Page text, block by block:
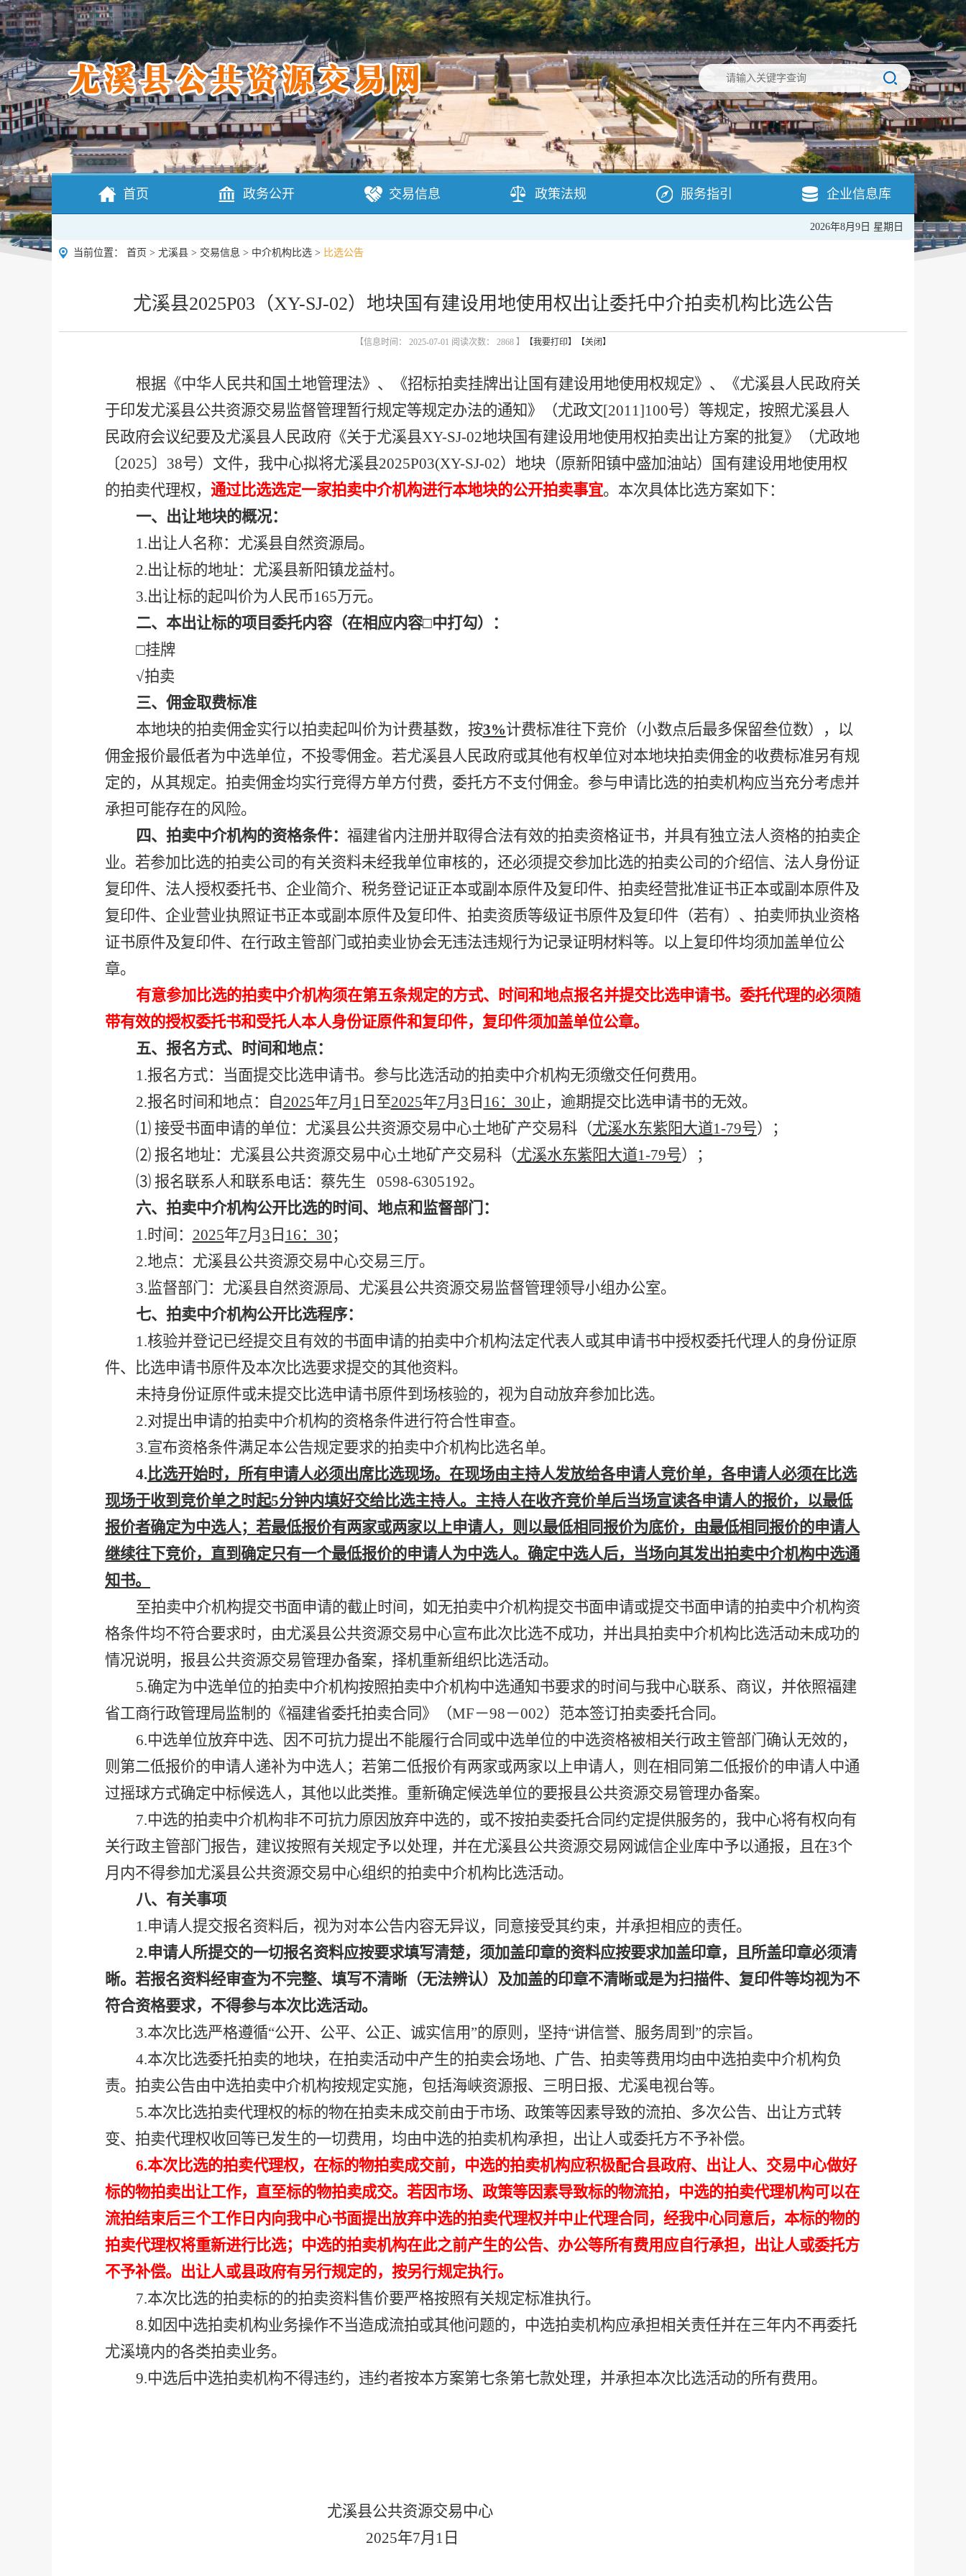
首页 政务公开 交易信息 政策法规 服务指引 企业信息库
2026年8月9日 星期日
当前位置： 首页 > 尤溪县 > 交易信息 > 中介机构比选 > 比选公告
尤溪县2025P03（XY-SJ-02）地块国有建设用地使用权出让委托中介拍卖机构比选公告
【信息时间： 2025-07-01 阅读次数： 2868 】 【我要打印】 【关闭】
根据《中华人民共和国土地管理法》、《招标拍卖挂牌出让国有建设用地使用权规定》、《尤溪县人民政府关
于印发尤溪县公共资源交易监督管理暂行规定等规定办法的通知》（尤政文[2011]100号）等规定，按照尤溪县人
民政府会议纪要及尤溪县人民政府《关于尤溪县XY-SJ-02地块国有建设用地使用权拍卖出让方案的批复》（尤政地
〔2025〕38号）文件，我中心拟将尤溪县2025P03(XY-SJ-02） 地块 （原新阳镇中盛加油站）
国有建设用地使用权
的拍卖代理权， 通过比选选定一家拍卖中介机构进行本地块的公开拍卖事宜。本次具体比选方案如下：
一、 出让地块的概况：
1.出让人名称：尤溪县自然资源局。
2.出让标的地址：尤溪县新阳镇龙益村。
3.出让标的起叫价为人民币165万元。
二、本出让标的项目委托内容（在相应内容□中打勾）：
□挂牌
√拍卖
三、佣金取费标准
本地块的拍卖佣金实行以拍卖起叫价为计费基数，按3%计费标准往下竞价（小数点后最多保留叁位数），以
佣金报价最低者为中选单位，不投零佣金。 若尤溪县人民政府或其他有权单位对本地块拍卖佣金的收费标准另有规
定的，从其规定。拍卖佣金均实行竞得方单方付费，委托方不支付佣金。参与申请比选的拍卖机构应当充分考虑并
承担可能存在的风险。
四、拍卖中介机构的资格条件： 福建省内注册并取得合法有效的拍卖资格证书，并具有独立法人资格的拍卖企
业。若参加比选的拍卖公司的有关资料未经我单位审核的，还必须提交参加比选的拍卖公司的介绍信、法人身份证
复印件、法人授权委托书、企业简介、税务登记证正本或副本原件及复印件、拍卖经营批准证书正本或副本原件及
复印件、企业营业执照证书正本或副本原件及复印件、拍卖资质等级证书原件及复印件（若有）、拍卖师执业资格
证书原件及复印件、在行政主管部门或拍卖业协会无违法违规行为记录证明材料等。以上复印件均须加盖单位公
章。
有意参加比选的拍卖中介机构须在第五条规定的方式、时间和地点报名并提交比选申请书。委托代理的必须随
带有效的授权委托书和受托人本人身份证原件和复印件，复印件须加盖单位公章。
五、报名方式、时间和地点：
1.报名方式：当面提交比选申请书。参与比选活动的拍卖中介机构无须缴交任何费用。
2.报名时间和地点：自2025年7月 1 日至2025年7月 3 日 16： 30 止，逾期提交比选申请书的无效。
⑴ 接受书面申请的单位：尤溪县公共资源交易中心土地矿产交易科（尤溪水东紫阳大道1-79号）；
⑵ 报名地址：尤溪县公共资源交易中心土地矿产交易科（尤溪水东紫阳大道1-79号）；
⑶ 报名联系人和联系电话：蔡先生
0598-6305192。
六、拍卖中介机构公开比选的时间、地点和监督部门：
1.时间： 2025年7月 3 日 16： 30；
2.地点：尤溪县公共资源交易中心交易三厅。
3.监督部门：尤溪县自然资源局、尤溪县公共资源交易监督管理领导小组办公室。
七、拍卖中介机构公开比选程序：
1.核验并登记已经提交且有效的书面申请的拍卖中介机构法定代表人或其申请书中授权委托代理人的身份证原
件、比选申请书原件及本次比选要求提交的其他资料。
未持身份证原件或未提交比选申请书原件到场核验的，视为自动放弃参加比选。
2.对提出申请的拍卖中介机构的资格条件进行符合性审查。
3.宣布资格条件满足本公告规定要求的拍卖中介机构比选名单。
4.比选开始时，所有申请人必须出席比选现场。在现场由主持人发放给各申请人竞价单，各申请人必须在比选
现场于收到竞价单之时起5分钟内填好交给比选主持人。主持人在收齐竞价单后当场宣读各申请人的报价，以最低
报价者确定为中选人；若最低报价有两家或两家以上申请人，则以最低相同报价为底价，由最低相同报价的申请人
继续往下竞价，直到确定只有一个最低报价的申请人为中选人。确定中选人后，当场向其发出拍卖中介机构中选通
知书。
至拍卖中介机构提交书面申请的截止时间，如无拍卖中介机构提交书面申请或提交书面申请的拍卖中介机构资
格条件均不符合要求时，由尤溪县公共资源交易中心宣布此次比选不成功，并出具拍卖中介机构比选活动未成功的
情况说明，报县公共资源交易管理办备案，择机重新组织比选活动。
5.确定为中选单位的拍卖中介机构按照拍卖中介机构中选通知书要求的时间与我中心联系、商议，并依照福建
省工商行政管理局监制的《福建省委托拍卖合同》（MF－98－002）范本签订拍卖委托合同。
6.中选单位放弃中选、因不可抗力提出不能履行合同或中选单位的中选资格被相关行政主管部门确认无效的，
则第二低报价的申请人递补为中选人；若第二低报价有两家或两家以上申请人，则在相同第二低报价的申请人中通
过摇球方式确定中标候选人，其他以此类推。重新确定候选单位的要报县公共资源交易管理办备案。
7.中选的拍卖中介机构非不可抗力原因放弃中选的，或不按拍卖委托合同约定提供服务的，我中心将有权向有
关行政主管部门报告，建议按照有关规定予以处理，并在尤溪县公共资源交易网诚信企业库中予以通报，且在3个
月内不得参加尤溪县公共资源交易中心组织的拍卖中介机构比选活动。
八、有关事项
1.申请人提交报名资料后，视为对本公告内容无异议，同意接受其约束，并承担相应的责任。
2.申请人所提交的一切报名资料应按要求填写清楚，须加盖印章的资料应按要求加盖印章，且所盖印章必须清
晰。若报名资料经审查为不完整、填写不清晰（无法辨认）及加盖的印章不清晰或是为扫描件、复印件等均视为不
符合资格要求，不得参与本次比选活动。
3.本次比选严格遵循“公开、公平、公正、诚实信用”的原则，坚持“讲信誉、服务周到”的宗旨。
4.本次比选委托拍卖的地块，在拍卖活动中产生的拍卖会场地、广告、拍卖等费用均由中选拍卖中介机构负
责。拍卖公告由中选拍卖中介机构按规定实施，包括海峡资源报、三明日报、尤溪电视台等。
5.本次比选拍卖代理权的标的物在拍卖未成交前由于市场、政策等因素导致的流拍、多次公告、出让方式转
变、拍卖代理权收回等已发生的一切费用，均由中选的拍卖机构承担， 出让人或委托方不予补偿。
6.本次比选的拍卖代理权，在标的物拍卖成交前， 中选的拍卖机构应积极配合县政府、出让人、交易中心做好
标的物拍卖出让工作，直至标的物拍卖成交。 若因市场、政策等因素导致标的物流拍，中选的拍卖代理机构可以在
流拍结束后三个工作日内向我中心书面提出放弃中选的拍卖代理权并中止代理合同，经我中心同意后，本标的物的
拍卖代理权将重新进行比选；中选的拍卖机构在此之前产生的公告、办公等所有费用应自行承担，出让人或委托方
不予补偿。 出让人或县政府有另行规定的，按另行规定执行。
7.本次比选的拍卖标的的拍卖资料售价要严格按照有关规定标准执行。
8.如因中选拍卖机构业务操作不当造成流拍或其他问题的，中选拍卖机构应承担相关责任并在三年内不再委托
尤溪境内的各类拍卖业务。
9.中选后中选拍卖机构不得违约，违约者按本方案第七条第七款处理，并承担本次比选活动的所有费用。
尤溪县公共资源交易中心
2025年7月 1 日